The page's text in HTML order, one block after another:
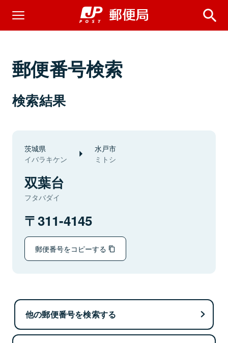
郵便番号検索
検索結果
茨城県
イバラキケン
水戸市
ミトシ
双葉台
フタバダイ
311-4145
郵便番号をコピーする
他の郵便番号を検索する